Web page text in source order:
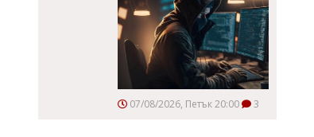
07/08/2026, Петък 20:00 3